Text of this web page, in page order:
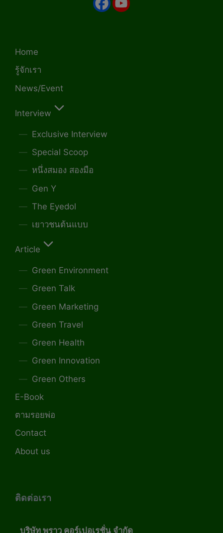
Home
รู้จักเรา
News/Event
Interview
Exclusive Interview
Special Scoop
หนึ่งสมอง สองมือ
Gen Y
The Eyedol
เยาวชนต้นแบบ
Article
Green Environment
Green Talk
Green Marketing
Green Travel
Green Health
Green Innovation
Green Others
E-Book
ตามรอยพ่อ
Contact
About us
ติดต่อเรา
บริษัท พราว คอร์เปอเรชั่น จำกัด